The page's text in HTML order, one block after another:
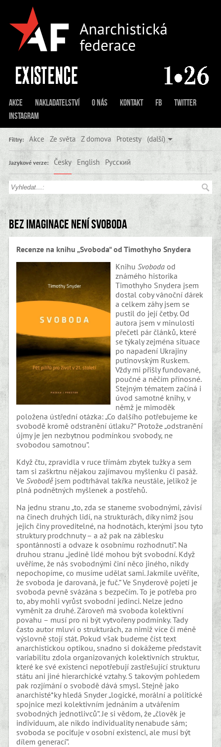
Akce Nakladatelství O nás Kontakt FB
Twitter
Instagram
Filtry: Akce Ze světa Z domova Protesty (další)
Jazykové verze: Česky English Русский
Bez imaginace není svoboda
Recenze na knihu „Svoboda“ od Timothyho Snydera
Knihu Svoboda od
známého historika
Timothyho Snydera jsem
dostal coby vánoční dárek
a celkem záhy jsem se
pustil do její četby. Od
autora jsem v minulosti
přečetl pár článků, které
se týkaly zejména situace
po napadení Ukrajiny
putinovským Ruskem.
Vždy mi přišly fundované,
poučné a něčím přínosné.
Stejným tématem začíná i
úvod samotné knihy, v
němž je mimoděk
položena ústřední otázka: „Co dalšího potřebujeme ke
svobodě kromě odstranění útlaku?“ Protože „odstranění
újmy je jen nezbytnou podmínkou svobody, ne
svobodou samotnou“.
Když čtu, zpravidla v ruce třímám zbytek tužky a sem
tam si zaškrtnu nějakou zajímavou myšlenku či pasáž.
VeSvobodějsem podtrhával takřka neustále, jelikož je
plná podnětných myšlenek a postřehů.
Na jednu stranu „to, zda se staneme svobodnými, závisí
na činech druhých lidí, na strukturách, díky nimž jsou
jejich činy proveditelné, na hodnotách, kterými jsou tyto
struktury prodchnuty – a až pak na záblesku
spontánnosti a odvaze k osobnímu rozhodnutí“. Na
druhou stranu „jedině lidé mohou být svobodní. Když
uvěříme, že nás svobodnými činí něco jiného, nikdy
nepochopíme, co musíme udělat sami. Jakmile uvěříte,
že svoboda je darovaná, je fuč.“ Ve Snyderově pojetí je
svoboda pevně svázána s bezpečím. To je potřeba pro
to, aby mohli vyrůst svobodní jedinci. Nelze jedno
vyměnit za druhé. Zároveň má svoboda kolektivní
povahu – musí pro ni být vytvořeny podmínky. Tady
často autor mluví o strukturách, za nimiž více či méně
výslovně stojí stát. Pokud však budeme číst text
anarchistickou optikou, snadno si dokážeme představit
variabilitu zdola organizovaných kolektivních struktur,
které ke své existenci nepotřebují zastřešující strukturu
státu ani jiné hierarchické vztahy. S takovým pohledem
pak rozjímání o svobodě dává smysl. Stejně jako
anarchisté*ky hledá Snyder „logické, morální a politické
spojnice mezi kolektivním jednáním a utvářením
svobodných jednotlivců“. Je si vědom, že „člověk je
individuum, ale nikdo individuality nenabude sám;
svoboda se pociťuje v osobní existenci, ale musí být
dílem generací“.